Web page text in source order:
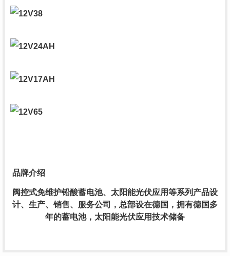
品牌介绍
阀控式免维护铅酸蓄电池、太阳能光伏应用等系列产品设
计、生产、销售、服务公司，总部设在德国，拥有德国多
年的蓄电池，太阳能光伏应用技术储备